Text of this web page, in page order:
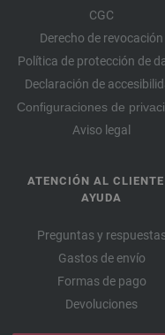
CGC
Derecho de revocación
Política de protección de
Declaración de
Configuraciones de
Aviso legal
ATENCIÓN AL
AYUDA
Preguntas y
Gastos de envío
Formas de pago
Devoluciones